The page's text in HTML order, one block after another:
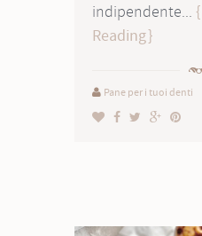
indipendente...
Reading
Pane per i tuoi denti